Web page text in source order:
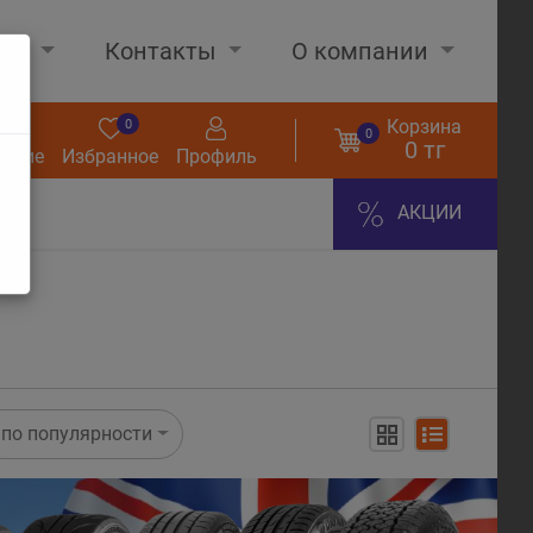
Контакты О компании
Избранное
0
Профиль
0 Корзина
0 тг
АКЦИИ
по популярности